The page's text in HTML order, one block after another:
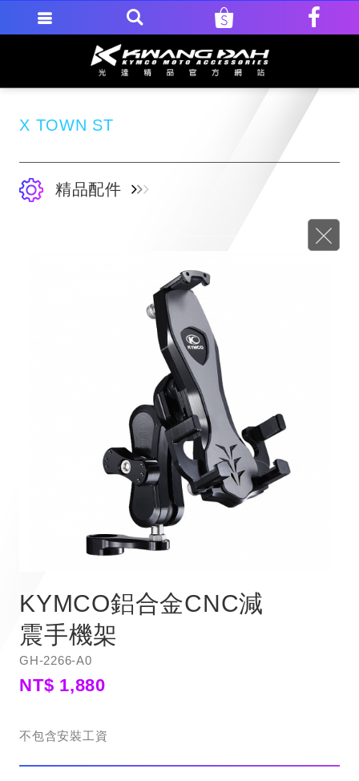
X TOWN ST
精品配件
KYMCO鋁合金CNC減
震手機架
GH-2266-A0
NT$ 1,880
不包含安裝工資